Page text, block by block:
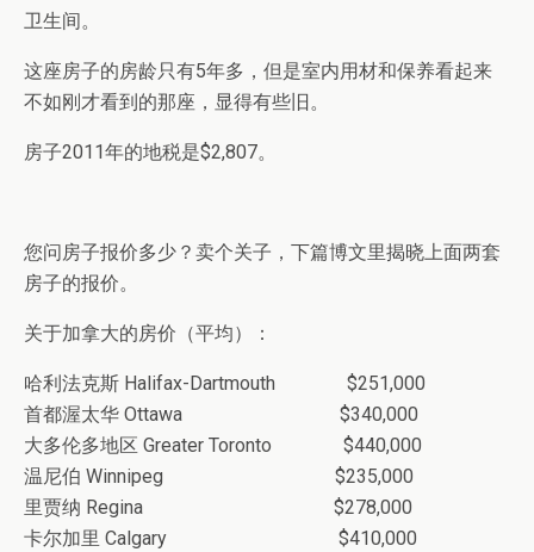
卫生间。
这座房子的房龄只有5年多，但是室内用材和保养看起来
不如刚才看到的那座，显得有些旧。
房子2011年的地税是$2,807。
您问房子报价多少？卖个关子，下篇博文里揭晓上面两套
房子的报价。
关于加拿大的房价（平均）：
哈利法克斯 Halifax-Dartmouth
$251,000
首都渥太华 Ottawa
$340,000
大多伦多地区 Greater Toronto
$440,000
温尼伯 Winnipeg
$235,000
里贾纳 Regina
$278,000
卡尔加里 Calgary
$410,000